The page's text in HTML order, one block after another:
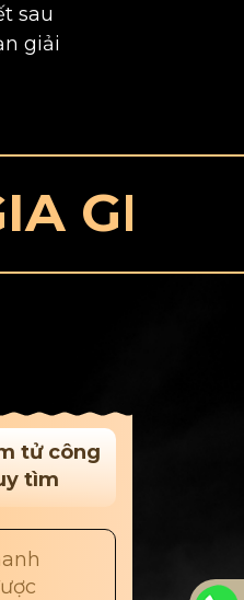
sau
giải
CẢ
tử công
tìm